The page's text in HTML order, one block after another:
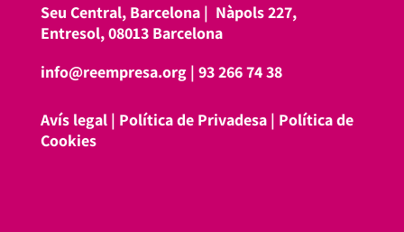
Seu Central, Barcelona | Nàpols 227,
Entresol, 08013 Barcelona
info@reempresa.org| 93 266 74 38
Avís legal| Política de Privadesa| Política de
Cookies